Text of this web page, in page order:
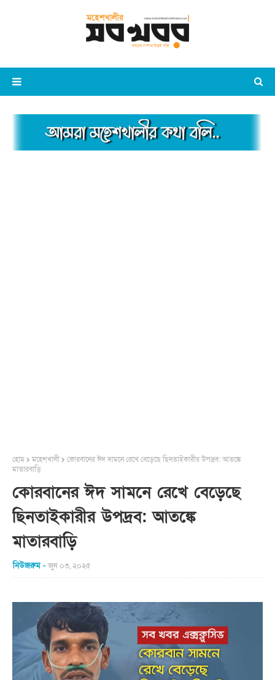
হোম মহেশখালী
কোরবানের ঈদ সামনে রেখে বেড়েছে ছিনতাইকারীর উপদ্রব: আতঙ্কে
মাতারবাড়ি
কোরবানের ঈদ সামনে রেখে বেড়েছে
ছিনতাইকারীর উপদ্রব: আতঙ্কে
মাতারবাড়ি
নিউজরুম জুন ০৩, ২০২৫